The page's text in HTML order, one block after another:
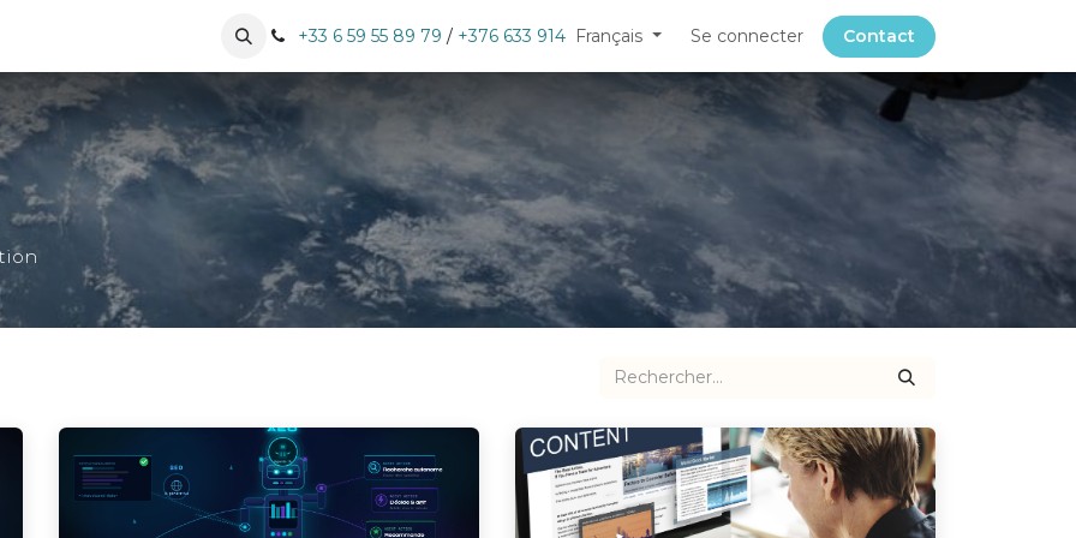
Prendre RDV
+33 6 59 55 89 79 / +376 633 914 Français Se connecter Contact